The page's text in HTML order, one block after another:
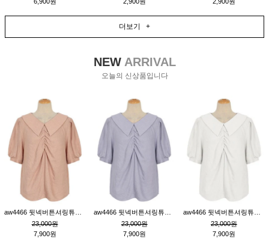
더보기 +
NEWARRIVAL
오늘의 신상품입니다
23,000원
7,900원
23,000원
7,900원
23,000원
7,900원